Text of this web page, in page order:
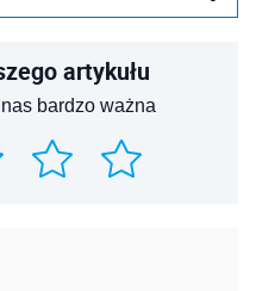
artykułu
bardzo ważna